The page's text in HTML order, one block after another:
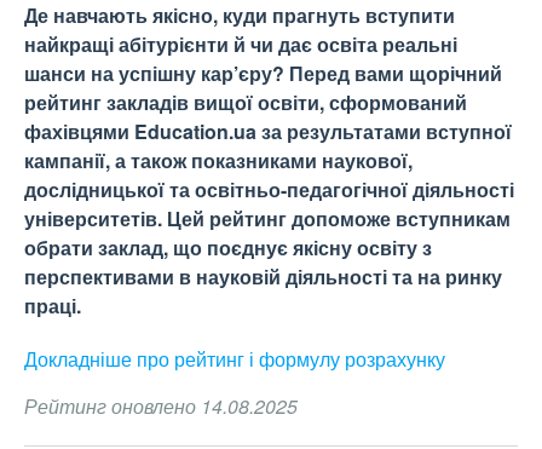
Де навчають якісно, куди прагнуть вступити
найкращі абітурієнти й чи дає освіта реальні
шанси на успішну кар’єру? Перед вами щорічний
рейтинг закладів вищої освіти, сформований
фахівцями Education.ua за результатами вступної
кампанії, а також показниками наукової,
дослідницької та освітньо-педагогічної діяльності
університетів. Цей рейтинг допоможе вступникам
обрати заклад, що поєднує якісну освіту з
перспективами в науковій діяльності та на ринку
праці.
Докладніше про рейтинг і формулу розрахунку
Рейтинг оновлено 14.08.2025